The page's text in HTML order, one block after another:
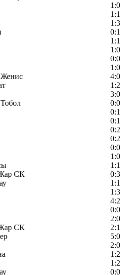
1:0
1:1
1:3
0:1
1:1
1:0
0:0
1:0
4:0
1:2
3:0
0:0
0:1
0:1
0:2
0:2
0:0
1:0
1:1
СК
0:3
1:1
1:3
4:2
0:0
2:0
СК
2:1
5:0
2:0
1:2
1:2
0:0